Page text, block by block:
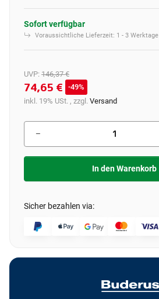
Sofort verfügbar
Voraussichtliche Lieferzeit: 1 - 3 Werktage
UVP: 146,37 €
74,65 €
49%
inkl. 19% USt. , zzgl. Versand
In den Warenkorb
Sicher bezahlen via: